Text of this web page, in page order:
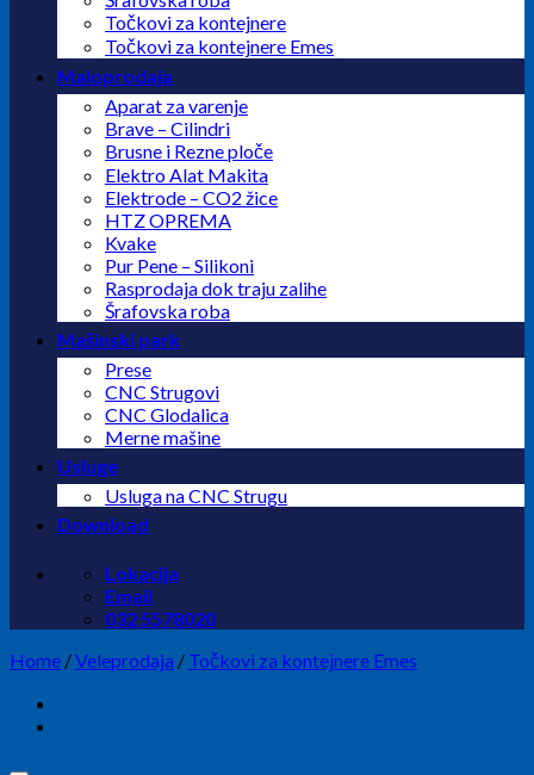
Točkovi za kontejnere
Točkovi za kontejnere Emes
Maloprodaja
Aparat za varenje
Brave – Cilindri
Brusne i Rezne ploče
Elektro Alat Makita
Elektrode – CO2 žice
HTZ OPREMA
Kvake
Pur Pene – Silikoni
Rasprodaja dok traju zalihe
Šrafovska roba
Mašinski park
Prese
CNC Strugovi
CNC Glodalica
Merne mašine
Usluge
Usluga na CNC Strugu
Download
Lokacija
Email
032 5578020
Home /Veleprodaja / Točkovi za kontejnere Emes